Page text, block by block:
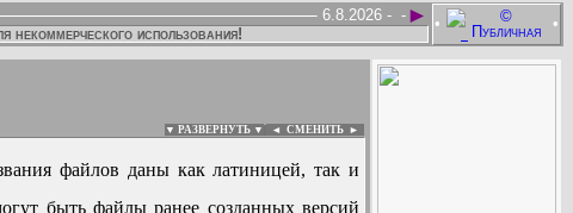
• •
►
-
6.8.2026 -
некоммерческого использования!
▼ РАЗВЕРНУТЬ ▼ ◄ СМЕНИТЬ ►
файлов даны как латиницей, так и
быть файлы ранее созданных версий